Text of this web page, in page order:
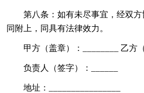
第八条：如有未尽事宜，经双
同附上，同具有法律效力。
甲方（盖章）：________ 乙方
负责人（签字）：______
地址：________________